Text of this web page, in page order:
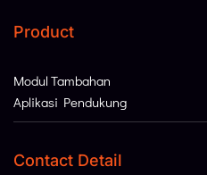
Product
Modul Tambahan
Aplikasi Pendukung
Contact Detail